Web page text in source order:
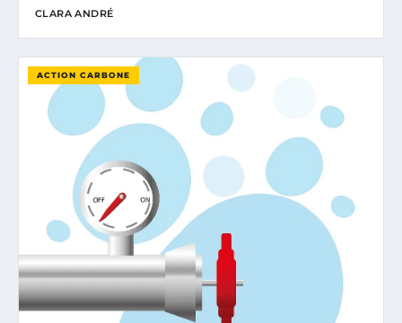
CLARA ANDRÉ
ACTION CARBONE